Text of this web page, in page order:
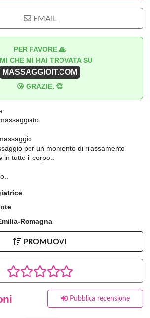
EMAIL
PER FAVORE 🙏
CHE MI HAI TROVATA SU
MASSAGGIOIT.COM
😘 GRAZIE. 💞
per un momento di rilassamento
in tutto il corpo..
Romagna
PROMUOVI
Pubblica recensione